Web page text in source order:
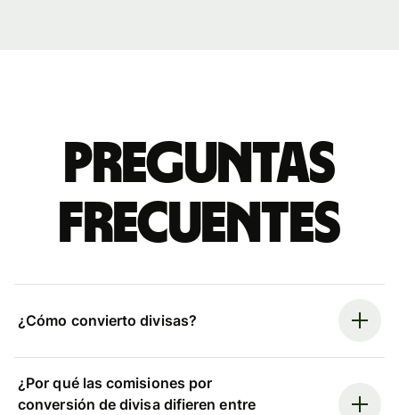
Preguntas
frecuentes
¿Cómo convierto divisas?
¿Por qué las comisiones por
conversión de divisa difieren entre